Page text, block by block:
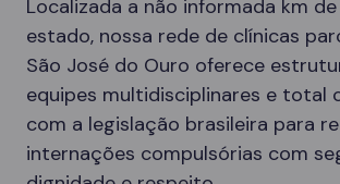
Localizada a não informada km
estado, nossa rede de clínicas
São José do Ouro oferece
equipes multidisciplinares e total
com a legislação brasileira para
internações compulsórias com